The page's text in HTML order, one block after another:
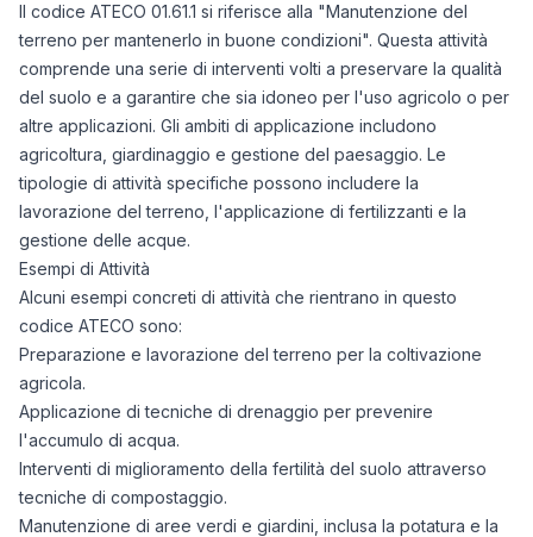
Il codice ATECO 01.61.1 si riferisce alla "Manutenzione del
terreno per mantenerlo in buone condizioni". Questa attività
comprende una serie di interventi volti a preservare la qualità
del suolo e a garantire che sia idoneo per l'uso agricolo o per
altre applicazioni. Gli ambiti di applicazione includono
agricoltura, giardinaggio e gestione del paesaggio. Le
tipologie di attività specifiche possono includere la
lavorazione del terreno, l'applicazione di fertilizzanti e la
gestione delle acque.
Esempi di Attività
Alcuni esempi concreti di attività che rientrano in questo
codice ATECO sono:
Preparazione e lavorazione del terreno per la coltivazione
agricola.
Applicazione di tecniche di drenaggio per prevenire
l'accumulo di acqua.
Interventi di miglioramento della fertilità del suolo attraverso
tecniche di compostaggio.
Manutenzione di aree verdi e giardini, inclusa la potatura e la